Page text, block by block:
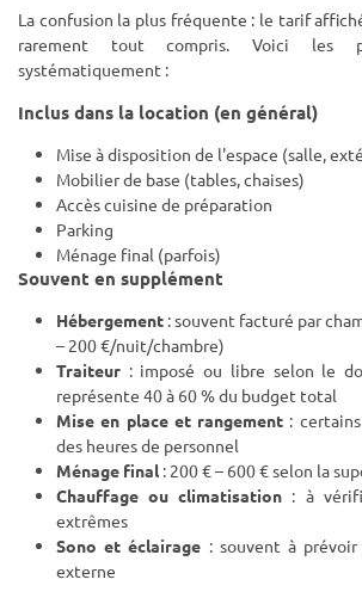
La confusion la plus fréquente : le tarif
rarement tout compris. Voici les
systématiquement :
Inclus dans la location (en général)
Mise à disposition de l'espace (salle,
Mobilier de base (tables, chaises)
Accès cuisine de préparation
Parking
Ménage final (parfois)
Souvent en supplément
Hébergement : souvent facturé par
– 200 €/nuit/chambre)
Traiteur : imposé ou libre selon le
représente 40 à 60 % du budget total
Mise en place et rangement :
des heures de personnel
Ménage final: 200 € – 600 € selon la
Chauffage ou climatisation : à
extrêmes
Sono et éclairage : souvent à
externe